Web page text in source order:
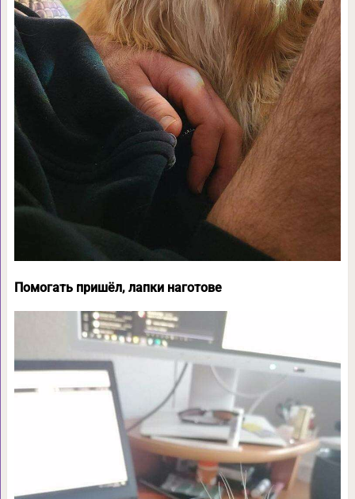
Помогать пришёл, лапки наготове